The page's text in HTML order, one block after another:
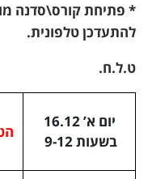
* פתיחת קורס\סדנה
להתעדכן טלפונית.
ט.ל.ח.
יום א’ 16.12
בשעות 9-12